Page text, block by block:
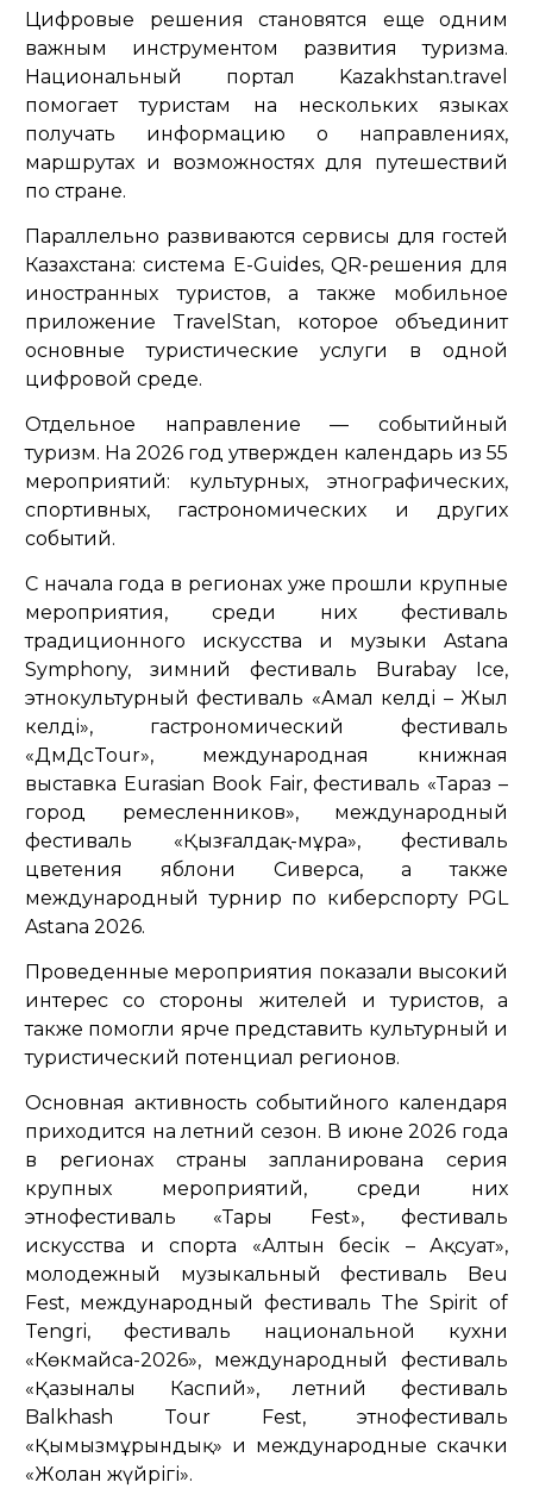
Цифровые решения становятся еще одним
важным инструментом развития туризма.
Национальный портал Kazakhstan.travel
помогает туристам на нескольких языках
получать информацию о направлениях,
маршрутах и возможностях для путешествий
по стране.
Параллельно развиваются сервисы для гостей
Казахстана: система E-Guides, QR-решения для
иностранных туристов, а также мобильное
приложение TravelStan, которое объединит
основные туристические услуги в одной
цифровой среде.
Отдельное направление — событийный
туризм. На 2026 год утвержден календарь из 55
мероприятий: культурных, этнографических,
спортивных, гастрономических и других
событий.
С начала года в регионах уже прошли крупные
мероприятия, среди них фестиваль
традиционного искусства и музыки Astana
Symphony, зимний фестиваль Burabay Ice,
этнокультурный фестиваль «Амал келді – Жыл
келді», гастрономический фестиваль
«ДәмДәсTour», международная книжная
выставка Eurasian Book Fair, фестиваль «Тараз –
город ремесленников», международный
фестиваль «Қызғалдақ-мұра», фестиваль
цветения яблони Сиверса, а также
международный турнир по киберспорту PGL
Astana 2026.
Проведенные мероприятия показали высокий
интерес со стороны жителей и туристов, а
также помогли ярче представить культурный и
туристический потенциал регионов.
Основная активность событийного календаря
приходится на летний сезон. В июне 2026 года
в регионах страны запланирована серия
крупных мероприятий, среди них
этнофестиваль «Тары Fest», фестиваль
искусства и спорта «Алтын бесік – Ақсуат»,
молодежный музыкальный фестиваль Beu
Fest, международный фестиваль The Spirit of
Tengri, фестиваль национальной кухни
«Көкмайса-2026», международный фестиваль
«Қазыналы Каспий», летний фестиваль
Balkhash Tour Fest, этнофестиваль
«Қымызмұрындық» и международные скачки
«Жолан жүйрігі».